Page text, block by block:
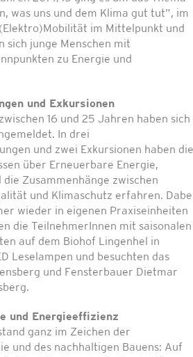
was uns und dem Klima gut tut”, im
im Mittelpunkt und
sich junge Menschen mit
zu Energie und
und Exkursionen
16 und 25 Jahren haben sich
In drei
und zwei Exkursionen haben die
über Erneuerbare Energie,
Zusammenhänge zwischen
und Klimaschutz erfahren.
wieder in eigenen Praxiseinheiten
die TeilnehmerInnen mit saisonalen
auf dem Biohof Lingenhel in
Leselampen und besuchten das
und Fensterbauer Dietmar
und Energieeffizienz
ganz im Zeichen der
und des nachhaltigen Bauens: Auf